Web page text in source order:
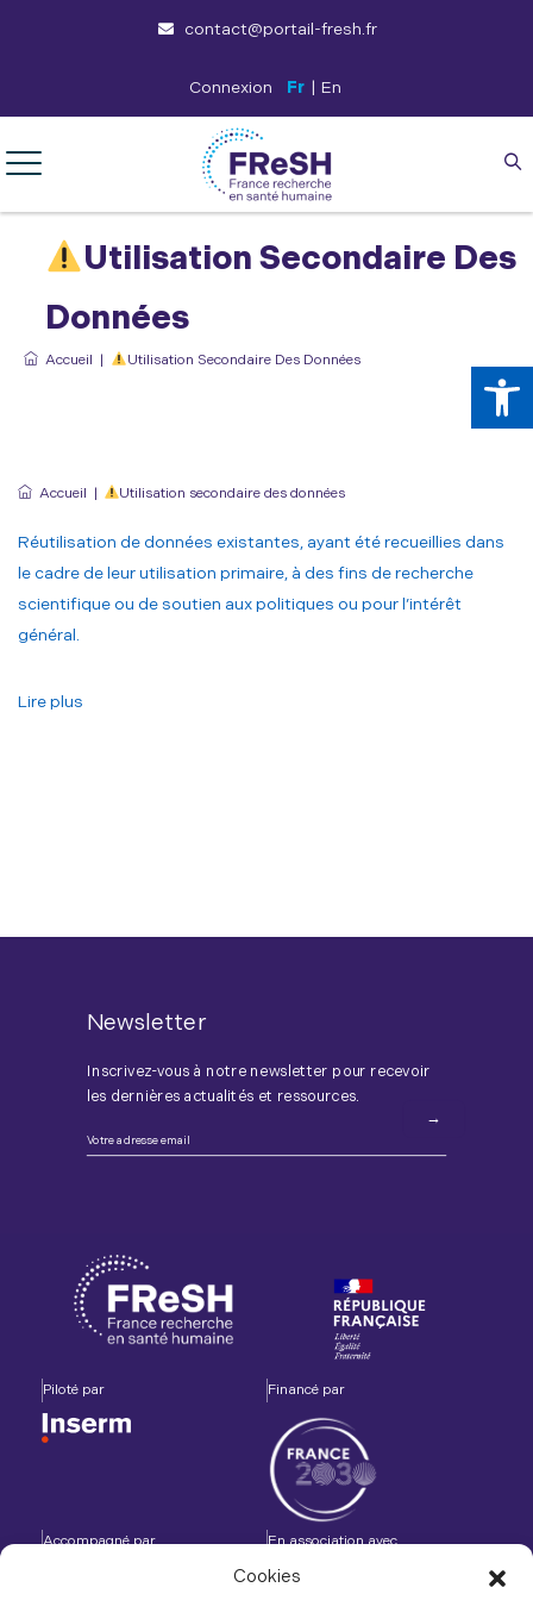
Cookies
contact@portail-fresh.fr
Connexion Fr | En
Utilisation Secondaire Des
Données
Accueil | Utilisation Secondaire Des Données
Accueil | Utilisation secondaire des données
Réutilisation de données existantes, ayant été recueillies dans
le cadre de leur utilisation primaire, à des fins de recherche
scientifique ou de soutien aux politiques ou pour l’intérêt
général.
Lire plus
Newsletter
Inscrivez-vous à notre newsletter pour recevoir
les dernières actualités et ressources.
Piloté par Financé par
Accompagné par En association avec